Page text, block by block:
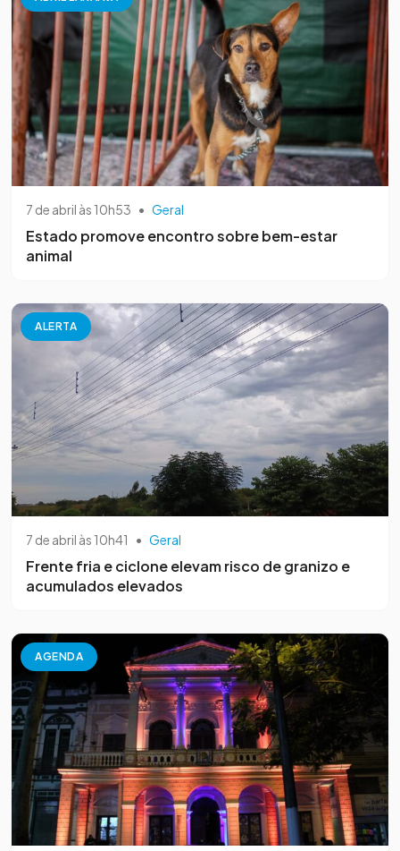
7 de abril às 10h53 • Geral
Estado promove encontro sobre bem-estar
animal
ALERTA
7 de abril às 10h41 • Geral
Frente fria e ciclone elevam risco de granizo e
acumulados elevados
AGENDA